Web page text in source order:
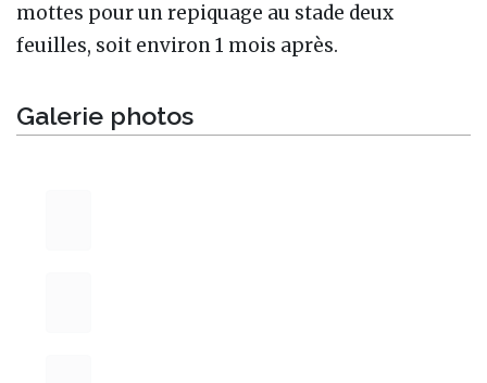
mottes pour un repiquage au stade deux
feuilles, soit environ 1 mois après.
Galerie photos